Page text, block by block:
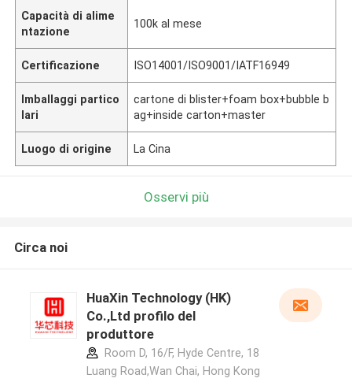
Capacità di alime
ntazione
100k al mese
Certificazione ISO14001/ISO9001/IATF16949
Imballaggi partico
lari
cartone di blister+foam box+bubble b
ag+inside carton+master
Luogo di origine La Cina
Osservi più
Circa noi
HuaXin Technology (HK)
Co.,Ltd profilo del
produttore
Room D, 16/F, Hyde Centre, 18
Luang Road,Wan Chai, Hong Kong